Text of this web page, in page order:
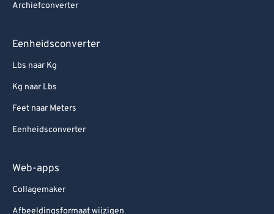
Archiefconverter
Eenheidsconverter
Lbs naar Kg
Kg naar Lbs
Feet naar Meters
Eenheidsconverter
Web-apps
Collagemaker
Afbeeldingsformaat wijzigen